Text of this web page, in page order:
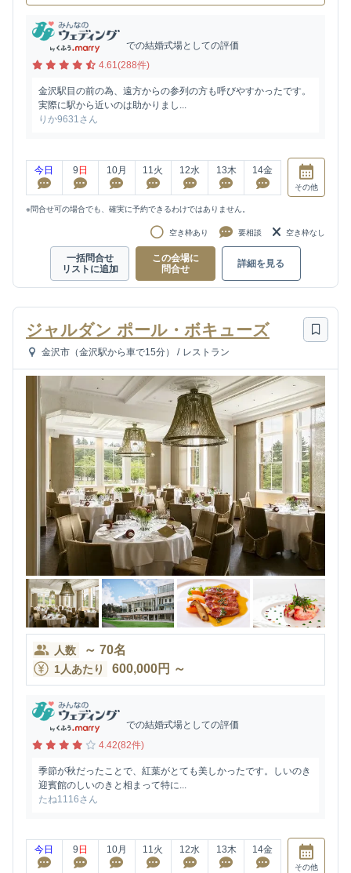
での結婚式場としての評価
4.61(288件)
金沢駅目の前の為、遠方からの参列の方も呼びやすかったです。
実際に駅から近いのは助かりまし...
りか9631さん
今日 9 日 10月 11 火 12水 13木 14金
その他
※問合せ可の場合でも、確実に予約できるわけではありません。
空き枠あり 要相談 空き枠なし
一括問合せ
リストに追加
この会場に
問合せ
詳細を見る
ジャルダン ポール・ボキューズ
金沢市（金沢駅から車で15分） / レストラン
人数 ～ 70名
1人あたり 600,000円 ～
での結婚式場としての評価
4.42(82件)
季節が秋だったことで、紅葉がとても美しかったです。しいのき
迎賓館のしいのきと相まって特に...
たね1116さん
今日 9 日 10月 11火 12水 13木 14金
その他